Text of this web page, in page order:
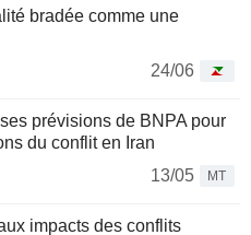
bradée comme une
24/06
prévisions de BNPA pour
du conflit en Iran
13/05
MT
impacts des conflits